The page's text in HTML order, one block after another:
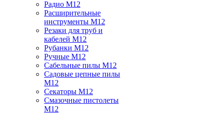
Радио M12
Расширительные
инструменты M12
Резаки для труб и
кабелей M12
Рубанки M12
Ручные M12
Сабельные пилы M12
Садовые цепные пилы
M12
Секаторы M12
Смазочные пистолеты
M12